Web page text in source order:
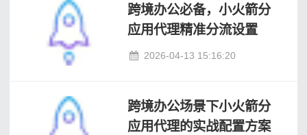
跨境办公必备，小火箭分
应用代理精准分流设置
2026-04-13 15:16:20
跨境办公场景下小火箭分
应用代理的实战配置方案